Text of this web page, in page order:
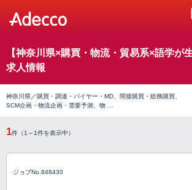
【神奈川県×購買・物流・貿易系×語学が
求人情報
神奈川県／購買・調達・バイヤー・MD、間接購買・総務購買、
SCM企画・物流企画・需要予測、物 …
1件（1～1件を表示中）
ジョブNo.848430